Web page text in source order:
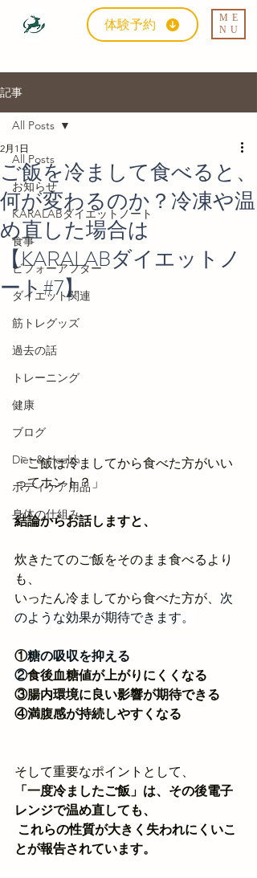
体験予約
ME
NU
記事
All Posts
お知らせ
KARALABダイエットノート
食事
ビフォーアフター
ダイエット関連
筋トレグッズ
過去の話
トレーニング
健康
ブログ
Diet & Health
ボディケア用品
身体の仕組み
All Posts
ご飯を冷まして食べると、
何が変わるのか？冷凍や温
め直した場合は
【KARALABダイエットノ
ート#7】
2月1日
「ご飯は冷ましてから食べた方がいい
ってホント？」
結論からお話しますと、
炊きたてのご飯をそのまま食べるより
も、
いったん冷ましてから食べた方が、 次
のような効果が期待できます。
①糖の吸収を抑える
②食後血糖値が上がりにくくなる
③腸内環境に良い影響が期待できる
④満腹感が持続しやすくなる
そして重要なポイントとして、
「一度冷ましたご飯」は、その後電子
レンジで温め直しても、
とが報告されています。